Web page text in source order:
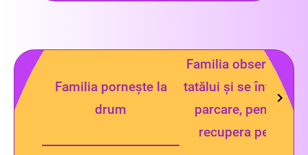
Familia pornește la
drum
Familia observă
tatălui și se întorce,
parcare, pentru a-l
recupera pe tata.